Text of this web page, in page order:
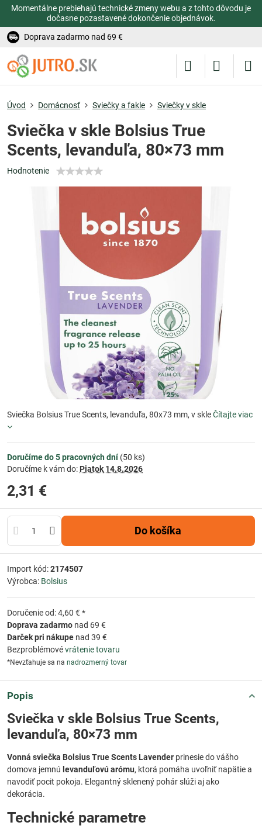
Momentálne prebiehajú technické zmeny webu a z tohto dôvodu je
dočasne pozastavené dokončenie objednávok.
Doprava zadarmo nad 69 €
Úvod Domácnosť Sviečky a fakle Sviečky v skle
Sviečka v skle Bolsius True
Scents, levanduľa, 80×73 mm
Hodnotenie
Sviečka Bolsius True Scents, levanduľa, 80x73 mm, v skleČítajte viac
Doručíme do 5 pracovných dní(50 ks)
Doručíme k vám do: Piatok 14.8.2026
2,31 €
Do košíka
Import kód:2174507
Výrobca: Bolsius
Doručenie od: 4,60 € *
Doprava zadarmo nad 69 €
Darček pri nákupe nad 39 €
Bezproblémovévrátenie tovaru
*Nevzťahuje sa na nadrozmerný tovar
Popis
Sviečka v skle Bolsius True Scents,
levanduľa, 80×73 mm
Vonná sviečka Bolsius True Scents Lavender prinesie do vášho
domova jemnú levanduľovú arómu, ktorá pomáha uvoľniť napätie a
navodiť pocit pokoja. Elegantný sklenený pohár slúži aj ako
dekorácia.
Technické parametre